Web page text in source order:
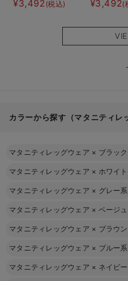
ネグリジェ マタ
¥3,492 (税込)
ピース マ
も長く使
¥3,492(
カラーから探す（マタニティレ
マタニティレッグウェア × ブラッ
マタニティレッグウェア × ホワイ
マタニティレッグウェア × グレー系
マタニティレッグウェア × ベージ
マタニティレッグウェア × ブラウ
マタニティレッグウェア × ブルー系
マタニティレッグウェア × ネイビ